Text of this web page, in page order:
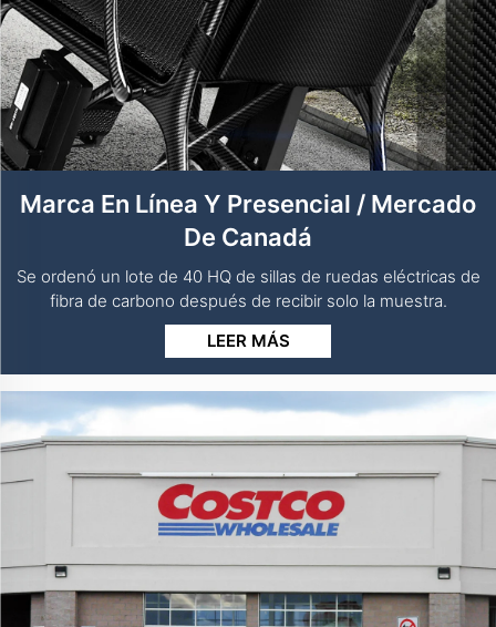
Marca En Línea Y Presencial / Mercado
De Canadá
Se ordenó un lote de 40 HQ de sillas de ruedas eléctricas de
fibra de carbono después de recibir solo la muestra.
LEER MÁS